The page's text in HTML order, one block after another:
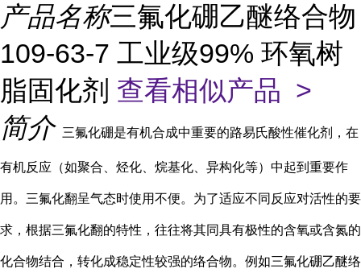
产品名称三氟化硼乙醚络合物
109-63-7 工业级99% 环氧树
脂固化剂 查看相似产品 >
简介 三氟化硼是有机合成中重要的路易氏酸性催化剂，在
有机反应（如聚合、烃化、烷基化、异构化等）中起到重要作
用。三氟化翻呈气态时使用不便。为了适应不同反应对活性的要
求，根据三氟化翻的特性，往往将其同具有极性的含氧或含氮的
化合物结合，转化成稳定性较强的络合物。例如三氟化硼乙醚络